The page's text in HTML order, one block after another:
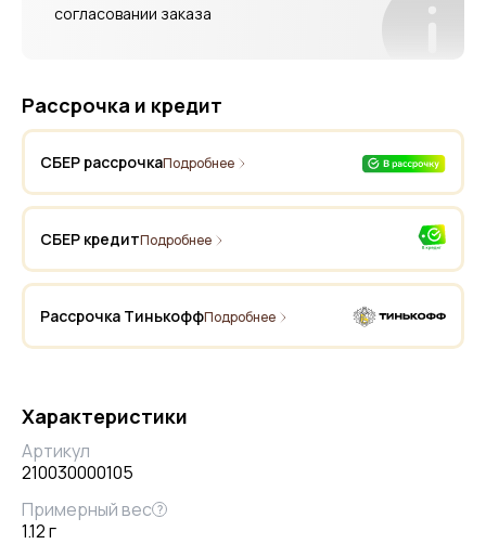
согласовании заказа
Рассрочка и кредит
СБЕР рассрочкаПодробнее
СБЕР кредитПодробнее
Рассрочка ТинькоффПодробнее
Характеристики
Артикул
210030000105
Примерный вес ?
1.12 г